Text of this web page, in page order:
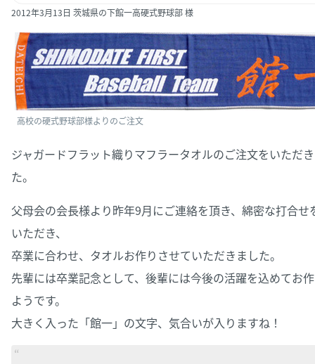
2012年3月13日 茨城県の下館一高硬式野球部 様
高校の硬式野球部様よりのご注文
ジャガードフラット織りマフラータオルのご注文をいただ
た。
父母会の会長様より昨年9月にご連絡を頂き、綿密な打合せ
いただき、
卒業に合わせ、タオルお作りさせていただきました。
先輩には卒業記念として、後輩には今後の活躍を込めてお
ようです。
大きく入った「館一」の文字、気合いが入りますね！